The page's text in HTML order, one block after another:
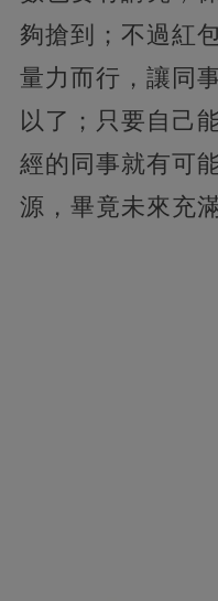
夠搶到；不過紅
量力而行，讓同
以了；只要自己
經的同事就有可
源，畢竟未來充